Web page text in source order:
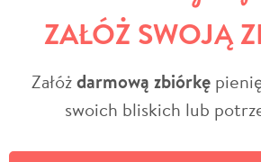
ZAŁÓŻ SWOJĄ
Załóżdarmową zbiórkę
swoich bliskich lub